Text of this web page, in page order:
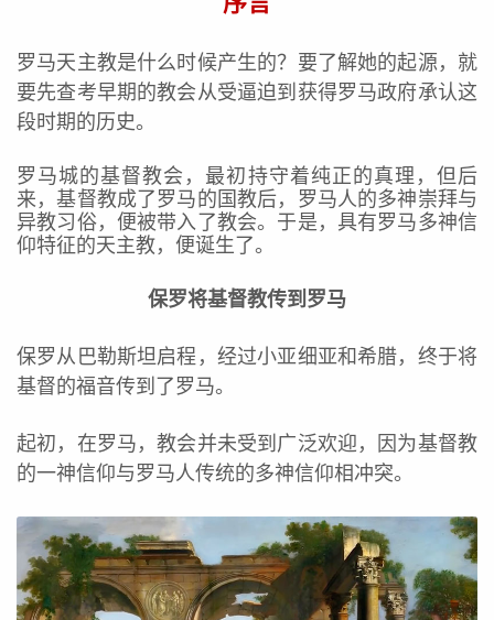
罗马天主教是什么时候产生的？要了解她的起源，就
要先查考早期的教会从受逼迫到获得罗马政府承认这
段时期的历史。
罗马城的基督教会，最初持守着纯正的真理，但后
来，基督教成了罗马的国教后，罗马人的多神崇拜与
异教习俗，便被带入了教会。于是，具有罗马多神信
仰特征的天主教，便诞生了。
保罗将基督教传到罗马
保罗从巴勒斯坦启程，经过小亚细亚和希腊，终于将
基督的福音传到了罗马。
起初，在罗马，教会并未受到广泛欢迎，因为基督教
的一神信仰与罗马人传统的多神信仰相冲突。